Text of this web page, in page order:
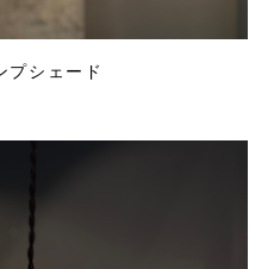
プシェード